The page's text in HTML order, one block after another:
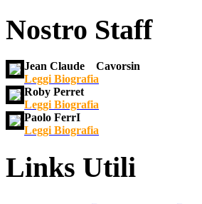
Nostro Staff
Jean Claude Cavorsin
Leggi Biografia
Roby Perret
Leggi Biografia
Paolo FerrI
Leggi Biografia
Links Utili